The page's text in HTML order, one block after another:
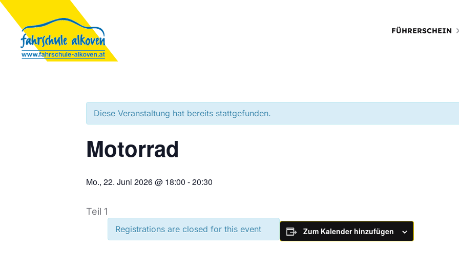
FÜHRERSCHEIN
Diese Veranstaltung hat bereits stattgefunden.
Motorrad
Mo., 22. Juni 2026 @ 18:00 -20:30
Teil 1
Registrations are closed for this event Zum Kalender hinzufügen